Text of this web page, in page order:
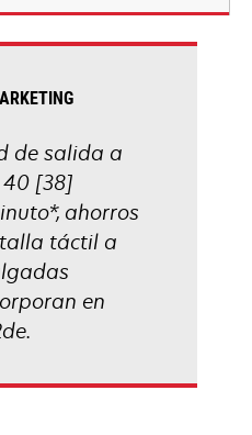
de salida a
[38]
ahorros
táctil a
en